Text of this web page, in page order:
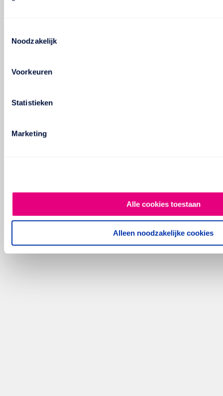
Noodzakelijk
Voorkeuren
Statistieken
Marketing
Alle cookies toestaan
Alleen noodzakelijke cookies